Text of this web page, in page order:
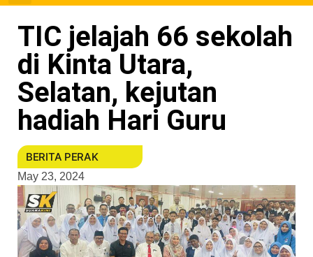
TIC jelajah 66 sekolah
di Kinta Utara,
Selatan, kejutan
hadiah Hari Guru
BERITA PERAK
May 23, 2024